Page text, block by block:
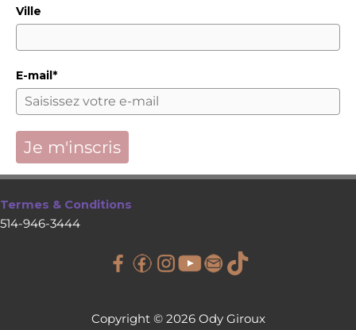
Ville
E-mail*
Je m'inscris
Termes & Conditions
514-946-3444
Copyright © 2026 Ody Giroux